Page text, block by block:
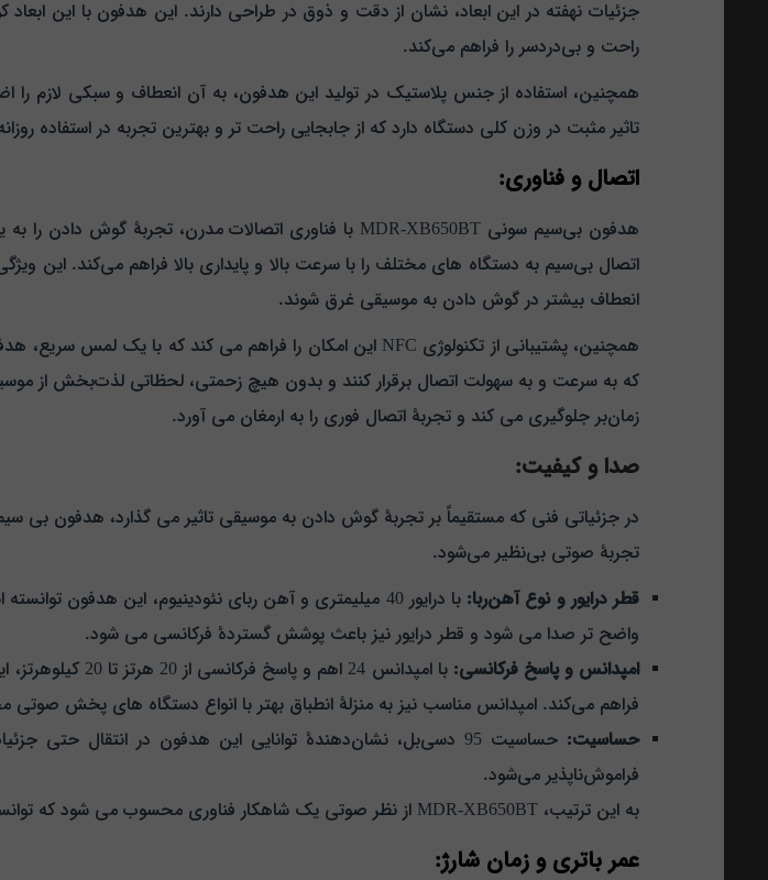
جزئیات نهفته در این ابعاد، نشان از دقت و ذوق در طراحی دارند. این هدفون با این
راحت و بی‌دردسر را فراهم می‌کند.
همچنین، استفاده از جنس پلاستیک در تولید این هدفون، به آن انعطاف و سبکی لازم
تاثیر مثبت در وزن کلی دستگاه دارد که از جابجایی راحت تر و بهترین تجربه در استفاده
اتصال و فناوری:
اتصال بی‌سیم به دستگاه‌ های مختلف را با سرعت بالا و پایداری بالا فراهم می‌کند. این
انعطاف بیشتر در گوش دادن به موسیقی غرق شوند.
زمان‌بر جلوگیری می‌ کند و تجربهٔ اتصال فوری را به ارمغان می‌ آورد.
صدا و کیفیت:
تجربهٔ صوتی بی‌نظیر می‌شود.
قطر درایور و نوع آهن‌ربا:
با درایور 40 میلیمتری و آهن‌ ربای نئودینیوم، این
واضح تر صدا می‌ شود و قطر درایور نیز باعث پوشش گستردهٔ فرکانسی می‌ شود.
امپدانس و پاسخ فرکانسی:
با امپدانس 24
فراهم می‌کند. امپدانس مناسب نیز به منزلهٔ انطباق بهتر با انواع دستگاه‌ های پخش
حساسیت:
حساسیت 95 دسی‌بل، نشان‌دهندهٔ توانایی این هدفون در انتقال
فراموش‌ناپذیر می‌شود.
به این ترتیب، MDR-XB650BT از نظر صوتی یک شاهکار فناوری محسوب می‌ شود که توانسته است ترکیبی از قدرت، دقت و جذابیت را در ارائهٔ صدایی فوق‌ العاده فراهم آورد.
عمر باتری و زمان شارژ: